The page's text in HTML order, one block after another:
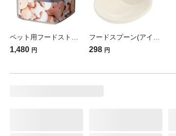
ペット用フードストッカー 1.0L クリア(販売終了)
1,480 円
フードスプーン(アイボリー)(販売終了)
298 円